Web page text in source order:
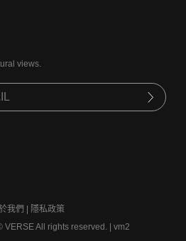
views.
我們
隱私政策
VERSE All rights reserved. | vm2